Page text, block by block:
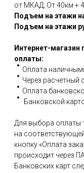
от МКАД; От 40км +
Подъем на этажи
Подъем на этажи
Интернет-магазин
оплаты:
Оплата
Через расчетный
Оплата
Банковской
Для выбора оплаты
на
кнопку «Оплата
происходит через
Банковских карт